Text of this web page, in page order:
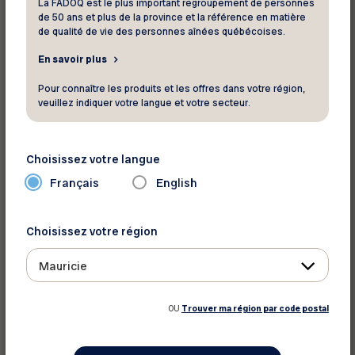
Imprimer cet article
La FADOQ est le plus important regroupement de personnes
de 50 ans et plus de la province et la référence en matière
de qualité de vie des personnes aînées québécoises.
En savoir plus
Pour connaître les produits et les offres dans votre région,
veuillez indiquer votre langue et votre secteur.
Choisissez votre langue
Français English
Choisissez votre région
Mauricie
OU Trouver ma région par code postal